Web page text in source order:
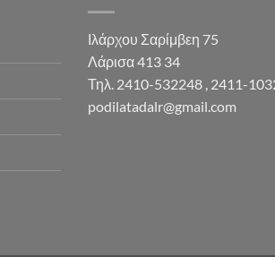
Ιλάρχου Σαρίμβεη 75
Λάρισα 413 34
Τηλ. 2410-532248 , 2411-
podilatadalr@gmail.com